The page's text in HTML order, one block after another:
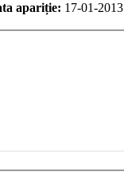
apariție: 17-01-2013